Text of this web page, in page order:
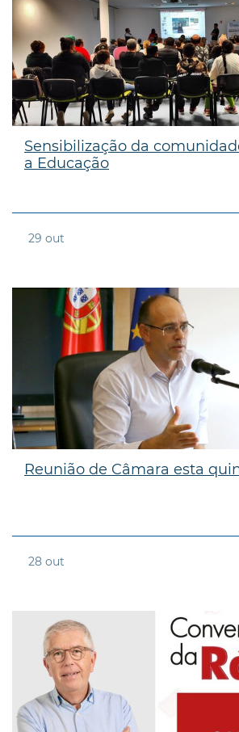
Sensibilização da
a Educação
29 out
Reunião de Câmara esta
28 out